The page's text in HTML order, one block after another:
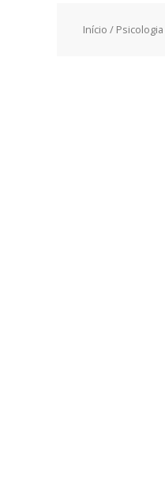
Início / Psicologia